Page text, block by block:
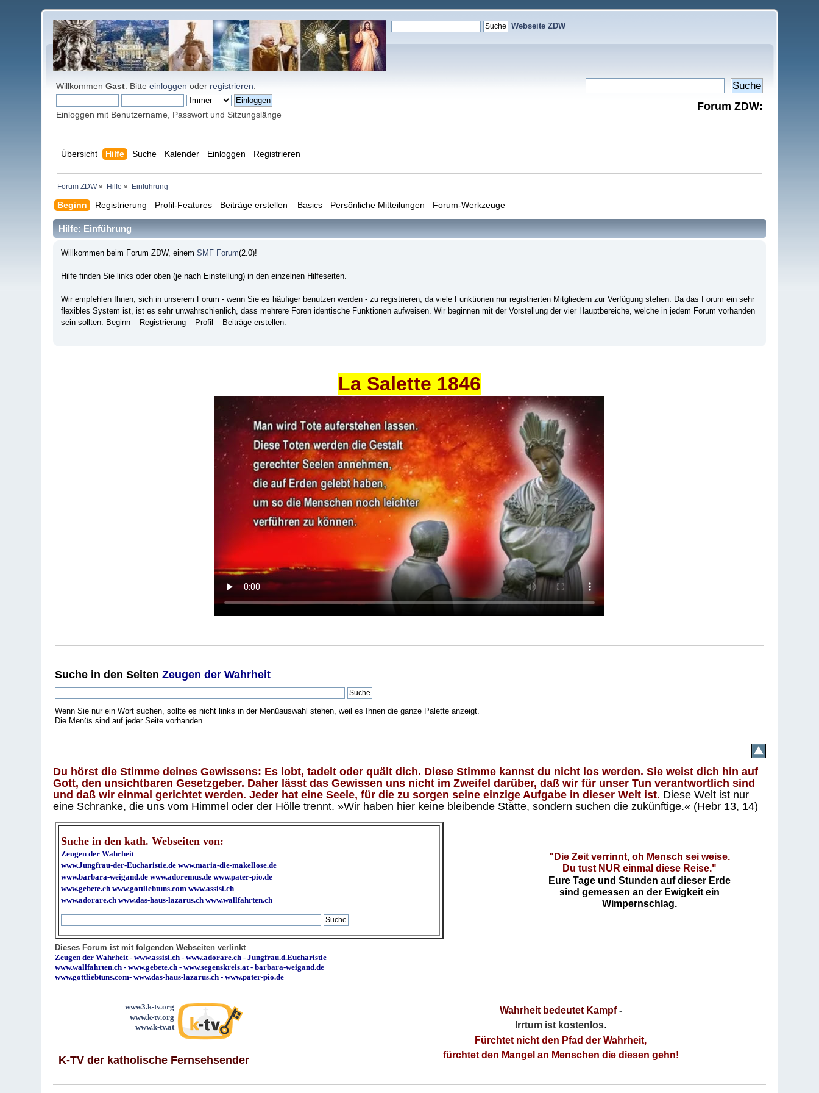
Webseite ZDW
WillkommenGast . Bitteeinloggen oder registrieren
Einloggen mit Benutzername, Passwort und Sitzungslänge
Forum ZDW:
Übersicht Hilfe Suche Kalender Einloggen Registrieren
Forum ZDW» Hilfe » Einführung
Beginn Registrierung Profil-Features Beiträge erstellen – Basics Persönliche Mitteilungen Forum-Werkzeuge
Hilfe: Einführung
Willkommen beim Forum ZDW, einem SMF Forum(2.0)!
Hilfe finden Sie links oder oben (je nach Einstellung) in den einzelnen Hilfeseiten.
Wir empfehlen Ihnen, sich in unserem Forum - wenn Sie es häufiger benutzen werden - zu registrieren, da viele Funktionen nur registrierten Mitgliedern zur Verfügung stehen. Da das Forum ein sehr
flexibles System ist, ist es sehr unwahrschienlich, dass mehrere Foren identische Funktionen aufweisen. Wir beginnen mit der Vorstellung der vier Hauptbereiche, welche in jedem Forum vorhanden
sein sollten: Beginn – Registrierung – Profil – Beiträge erstellen.
La Salette 1846
Suche in den SeitenZeugen der Wahrheit
Wenn Sie nur ein Wort suchen, sollte es nicht links in der Menüauswahl stehen, weil es Ihnen die ganze Palette anzeigt.
Die Menüs sind auf jeder Seite vorhanden..
Du hörst die Stimme deines Gewissens: Es lobt, tadelt oder quält dich. Diese Stimme kannst du nicht los werden. Sie weist dich hin auf
Gott, den unsichtbaren Gesetzgeber. Daher lässt das Gewissen uns nicht im Zweifel darüber, daß wir für unser Tun verantwortlich sind
und daß wir einmal gerichtet werden. Jeder hat eine Seele, für die zu sorgen seine einzige Aufgabe in dieser Welt ist. Diese Welt ist nur
eine Schranke, die uns vom Himmel oder der Hölle trennt. »Wir haben hier keine bleibende Stätte, sondern suchen die zukünftige.« (Hebr 13, 14)
Suche in den kath. Webseiten von:
Zeugen der Wahrheit
www.Jungfrau-der-Eucharistie.de www.maria-die-makellose.de
www.barbara-weigand.de www.adoremus.de www.pater-pio.de
www.gebete.ch www.gottliebtuns.com www.assisi.ch
www.adorare.ch www.das-haus-lazarus.ch www.wallfahrten.ch
"Die Zeit verrinnt, oh Mensch sei weise.
Du tust NUR einmal diese Reise."
Eure Tage und Stunden auf dieser Erde
sind gemessen an der Ewigkeit ein
Wimpernschlag.
Dieses Forum ist mit folgenden Webseiten verlinkt
Zeugen der Wahrheit-www.assisi.ch -www.adorare.ch -Jungfrau.d.Eucharistie
www.wallfahrten.ch -www.gebete.ch -www.segenskreis.at-barbara-weigand.de
www.gottliebtuns.com-www.das-haus-lazarus.ch - www.pater-pio.de
www3.k-tv.org
www.k-tv.org
www.k-tv.at
K-TV der katholische Fernsehsender
Wahrheit bedeutet Kampf-
Irrtum ist kostenlos.
Fürchtet nicht den Pfad der Wahrheit,
fürchtet den Mangel an Menschen die diesen gehn!